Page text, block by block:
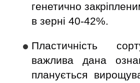
генетично
в зерні 40-42%.
Пластичність
важлива дана
планується